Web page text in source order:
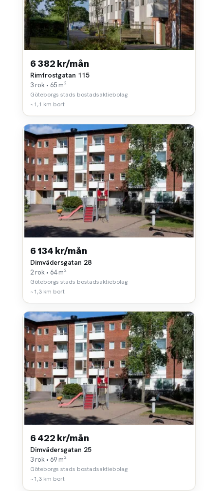
6 382 kr/mån
Rimfrostgatan 115
3 rok • 65 m²
Göteborgs stads bostadsaktiebolag
~1,1 km bort
6 134 kr/mån
Dimvädersgatan 28
2 rok • 64 m²
Göteborgs stads bostadsaktiebolag
~1,3 km bort
6 422 kr/mån
Dimvädersgatan 25
3 rok • 69 m²
Göteborgs stads bostadsaktiebolag
~1,3 km bort